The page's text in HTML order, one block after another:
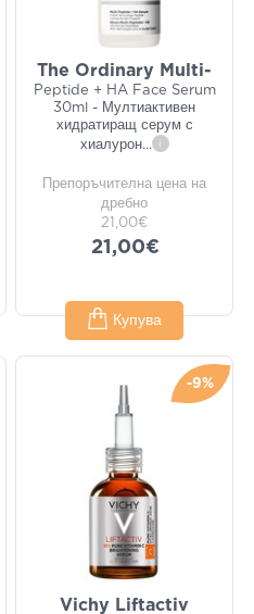
The Ordinary Multi-
Peptide + HA Face Serum
30ml - Мултиактивен
хидратиращ серум с
хиалурон... i
Препоръчителна цена на
дребно
21,00€
21,00€
Купува
-9%
Vichy Liftactiv